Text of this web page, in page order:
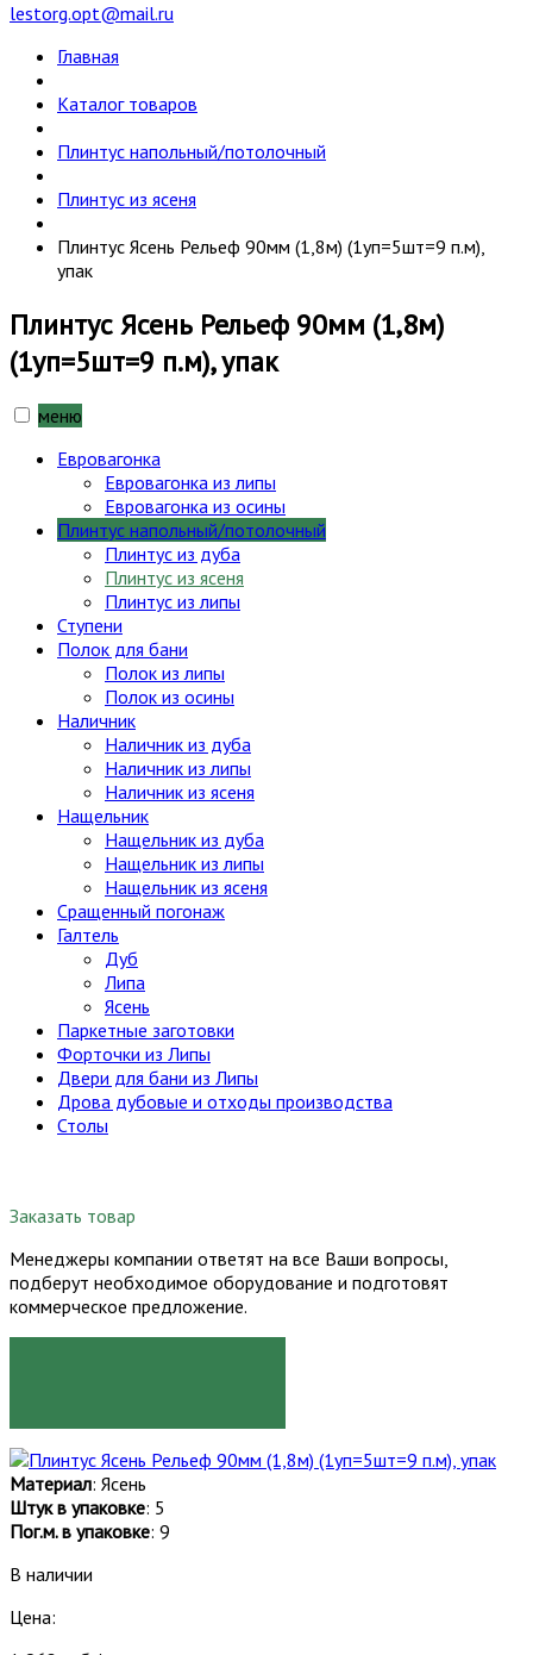
lestorg.opt@mail.ru
Главная
Каталог товаров
Плинтус напольный/потолочный
Плинтус из ясеня
Плинтус Ясень Рельеф 90мм (1,8м) (1уп=5шт=9 п.м),
упак
Плинтус Ясень Рельеф 90мм (1,8м)
(1уп=5шт=9 п.м), упак
меню
Евровагонка
Евровагонка из липы
Евровагонка из осины
Плинтус напольный/потолочный
Плинтус из дуба
Плинтус из ясеня
Плинтус из липы
Ступени
Полок для бани
Полок из липы
Полок из осины
Наличник
Наличник из дуба
Наличник из липы
Наличник из ясеня
Нащельник
Нащельник из дуба
Нащельник из липы
Нащельник из ясеня
Сращенный погонаж
Галтель
Дуб
Липа
Ясень
Паркетные заготовки
Форточки из Липы
Двери для бани из Липы
Дрова дубовые и отходы производства
Столы
Заказать товар
Менеджеры компании ответят на все Ваши вопросы,
подберут необходимое оборудование и подготовят
коммерческое предложение.
Материал: Ясень
Штук в упаковке: 5
Пог.м. в упаковке: 9
В наличии
Цена: